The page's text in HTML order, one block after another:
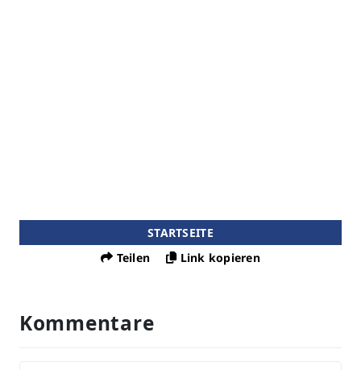
STARTSEITE
Teilen
Link kopieren
Kommentare